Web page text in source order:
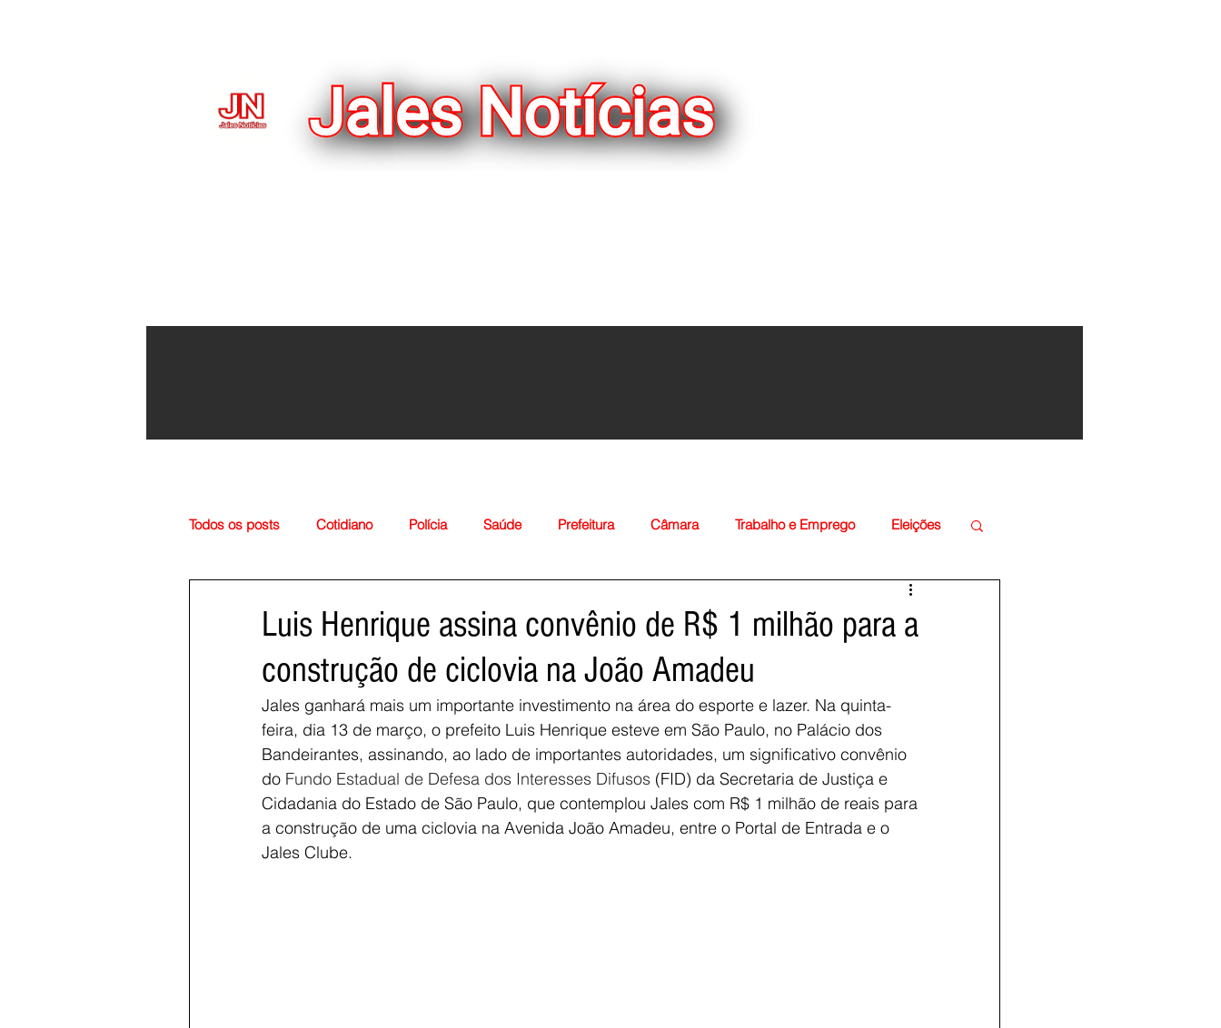
Voltar
Todos os posts Cotidiano Polícia Saúde Prefeitura Câmara Trabalho e Emprego Eleições
Luis Henrique assina convênio de R$ 1 milhão para a
construção de ciclovia na João Amadeu
Jales ganhará mais um importante investimento na área do esporte e lazer. Na quinta-
feira, dia 13 de março, o prefeito Luis Henrique esteve em São Paulo, no Palácio dos
Bandeirantes, assinando, ao lado de importantes autoridades, um significativo convênio
do Fundo Estadual de Defesa dos Interesses Difusos (FID) da Secretaria de Justiça e
Cidadania do Estado de São Paulo, que contemplou Jales com R$ 1 milhão de reais para
a construção de uma ciclovia na Avenida João Amadeu, entre o Portal de Entrada e o
Jales Clube.